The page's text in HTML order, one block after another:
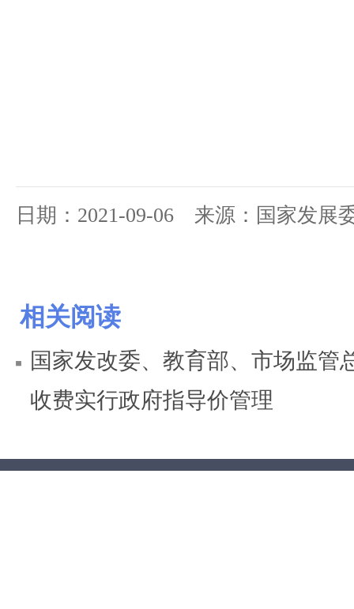
日期：2021-09-06 来源：国家发展
相关阅读
国家发改委、教育部、市场监管
收费实行政府指导价管理